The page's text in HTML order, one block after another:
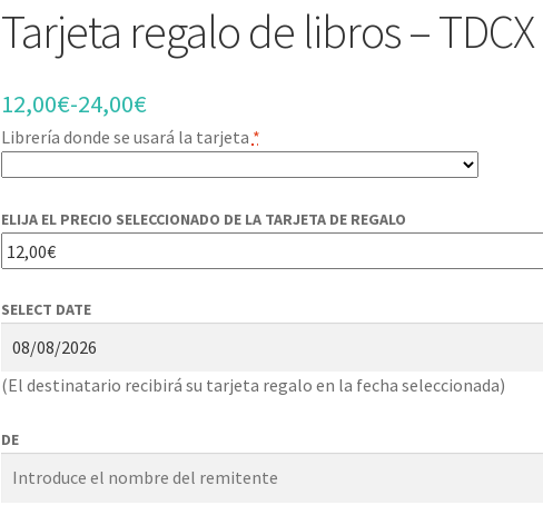
Tarjeta regalo de libros – TDCX
12,00€-24,00€
Librería donde se usará la tarjeta *
ELIJA EL PRECIO SELECCIONADO DE LA TARJETA DE REGALO
SELECT DATE
(El destinatario recibirá su tarjeta regalo en la fecha seleccionada)
DE